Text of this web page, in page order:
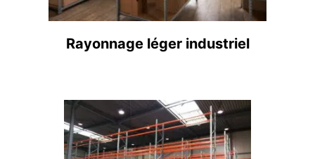
Rayonnage léger industriel